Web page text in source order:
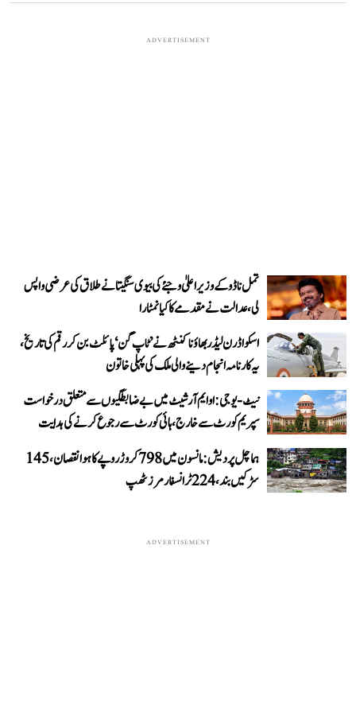
ADVERTISEMENT
تمل ناڈو کے وزیر اعلیٰ وجئے کی بیوی سنگیتا نے طلاق کی عرضی واپس
لی، عدالت نے مقدمے کا کیا نمٹارا
اسکواڈرن لیڈر بھاؤنا کنٹھ نے ’ٹاپ گن‘ پائلٹ بن کر رقم کی تاریخ،
یہ کارنامہ انجام دینے والی ملک کی پہلی خاتون
نیٹ-یو جی: او ایم آر شیٹ میں بے ضابطگیوں سے متعلق درخواست
سپریم کورٹ سے خارج، ہائی کورٹ سے رجوع کرنے کی ہدایت
ہماچل پردیش: مانسون میں 798 کروڑ روپے کا ہوا نقصان، 145
سڑکیں بند، 224 ٹرانسفارمرز ٹھپ
ADVERTISEMENT